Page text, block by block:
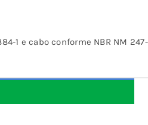
1 e cabo conforme NBR NM